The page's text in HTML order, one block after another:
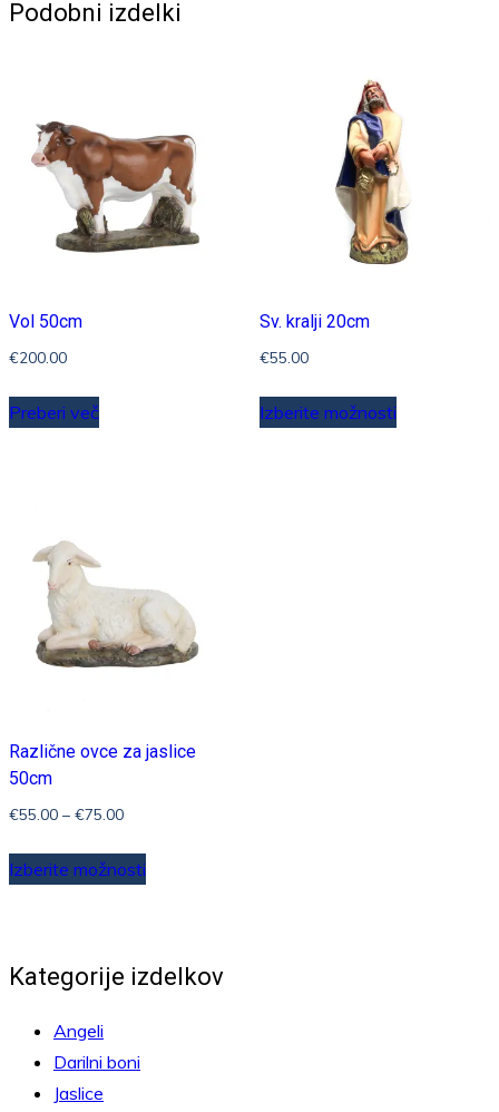
Podobni izdelki
Vol 50cm
€200.00
Preberi več
Sv. kralji 20cm
€55.00
Izberite možnosti
Ta
izdelek
Različne ovce za jaslice
50cm
€55.00 – €75.00Cenovni
od
Izberite možnosti
Ta
izdelek
različic.
Kategorije izdelkov
Angeli
Darilni boni
Jaslice